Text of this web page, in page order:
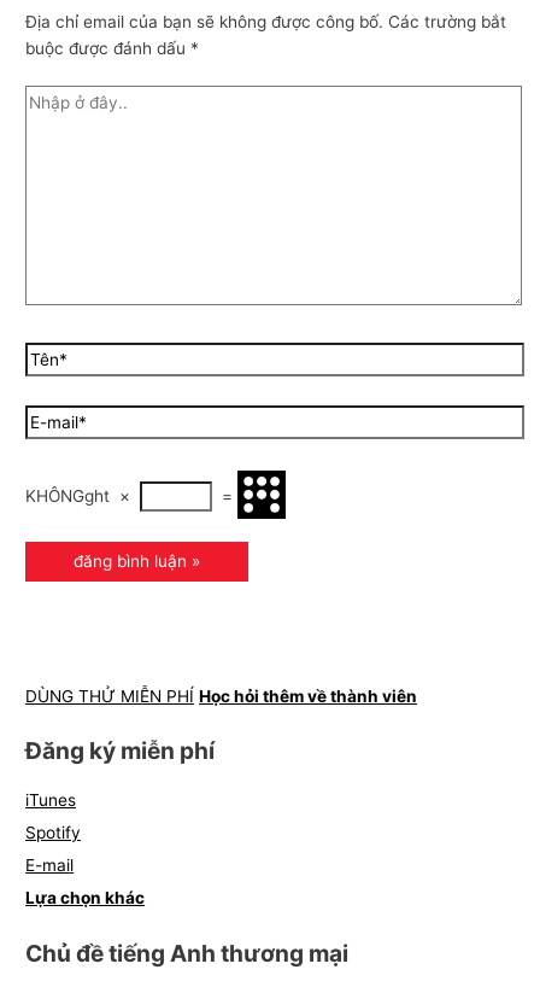
Địa chỉ email của bạn sẽ không được công bố. Các trường bắt
buộc được đánh dấu *
KHÔNGght × =
DÙNG THỬ MIỄN PHÍ Học hỏi thêm về thành viên
Đăng ký miễn phí
iTunes
Spotify
E-mail
Lựa chọn khác
Chủ đề tiếng Anh thương mại